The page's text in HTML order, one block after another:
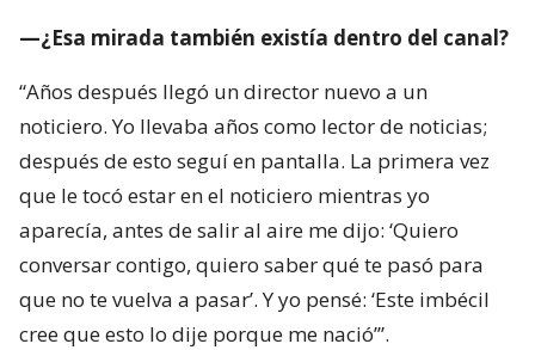
—¿Esa mirada también existía dentro del canal?
“Años después llegó un director nuevo a un
noticiero. Yo llevaba años como lector de noticias;
después de esto seguí en pantalla. La primera vez
que le tocó estar en el noticiero mientras yo
aparecía, antes de salir al aire me dijo: ‘Quiero
conversar contigo, quiero saber qué te pasó para
que no te vuelva a pasar’. Y yo pensé: ‘Este imbécil
cree que esto lo dije porque me nació’”.